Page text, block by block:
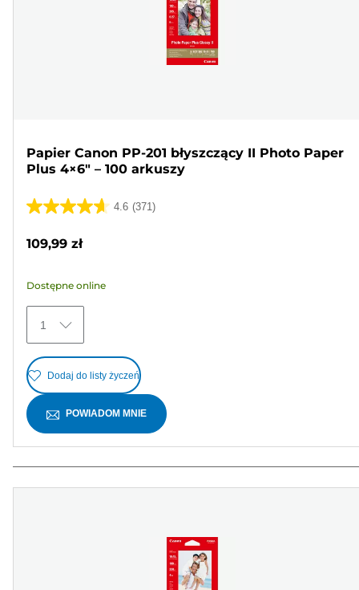
Papier Canon PP-201 błyszczący II Photo Paper
Plus 4×6" – 100 arkuszy
4.6 (371)
4.6
5
371
Recenzji
109,99 zł
Dostępne online
1
Dodaj do listy życzeń
POWIADOM MNIE